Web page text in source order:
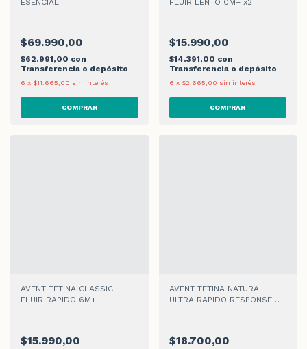
ESENCIAL
$69.990,00
$62.991,00 con
Transferencia o depósito
6 x $11.665,00 sin interés
FLUIR LENTO 0M+ x2
$15.990,00
$14.391,00 con
Transferencia o depósito
6 x $2.665,00 sin interés
AVENT TETINA CLASSIC
FLUIR RAPIDO 6M+
$15.990,00
AVENT TETINA NATURAL
ULTRA RAPIDO RESPONSE
$18.700,00